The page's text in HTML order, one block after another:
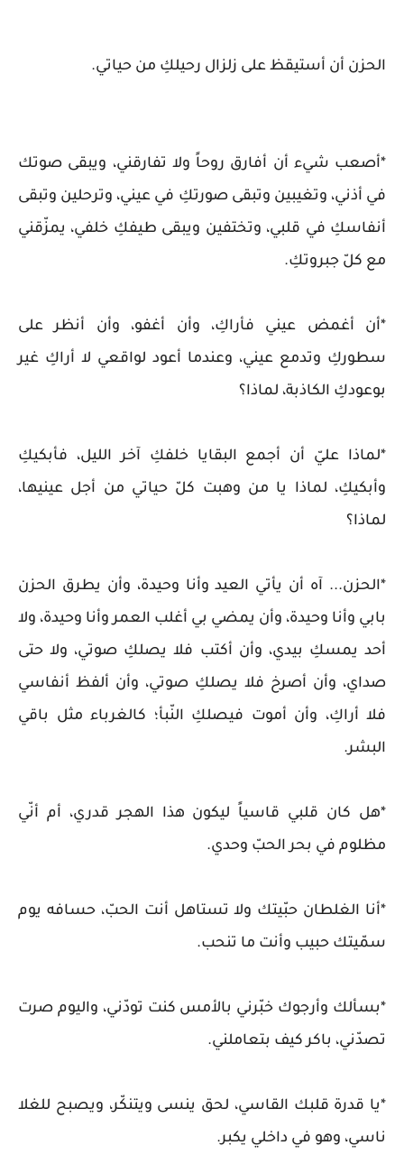
الحزن أن أستيقظ على زلزال رحيلكِ من حياتي.
*أصعب شيء أن أفارق روحاً ولا تفارقني، ويبقى صوتك
في أذني، وتغيبين وتبقى صورتكِ في عيني، وترحلين وتبقى
أنفاسكِ في قلبي، وتختفين ويبقى طيفكِ خلفي، يمزّقني
مع كلّ جبروتكِ.
*أن أغمض عيني فأراكِ، وأن أغفو، وأن أنظر على
سطوركِ وتدمع عيني، وعندما أعود لواقعي لا أراكِ غير
بوعودكِ الكاذبة، لماذا؟
*لماذا عليّ أن أجمع البقايا خلفكِ آخر الليل، فأبكيكِ
وأبكيكِ، لماذا يا من وهبت كلّ حياتي من أجل عينيها،
لماذا؟
*الحزن... آه أن يأتي العيد وأنا وحيدة، وأن يطرق الحزن
بابي وأنا وحيدة، وأن يمضي بي أغلب العمر وأنا وحيدة، ولا
أحد يمسكِ بيدي، وأن أكتب فلا يصلكِ صوتي، ولا حتى
صداي، وأن أصرخ فلا يصلكِ صوتي، وأن ألفظ أنفاسي
فلا أراكِ، وأن أموت فيصلكِ النّبأ؛ كالغرباء مثل باقي
البشر.
*هل كان قلبي قاسياً ليكون هذا الهجر قدري، أم أنّي
مظلوم في بحر الحبّ وحدي.
*أنا الغلطان حبّيتك ولا تستاهل أنت الحبّ، حسافه يوم
سمّيتك حبيب وأنت ما تنحب.
*بسألك وأرجوك خبّرني بالأمس كنت تودّني، واليوم صرت
تصدّني، باكر كيف بتعاملني.
*يا قدرة قلبك القاسي، لحق ينسى ويتنكّر، ويصبح للغلا
ناسي، وهو في داخلي يكبر.